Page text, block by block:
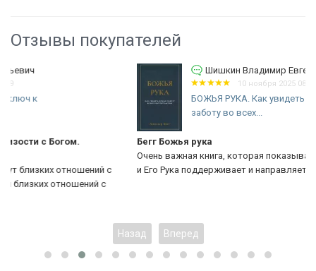
Отзывы покупателей
Шишкин Владимир Евгеньевич
10 ноября 2025 08:57
БОЖЬЯ РУКА. Как увидеть Божью
Бегг Божья рука
Очень важная книга, которая показывает, что Бог всегда с нами
и Его Рука поддерживает и направляет нас.
Назад Вперед